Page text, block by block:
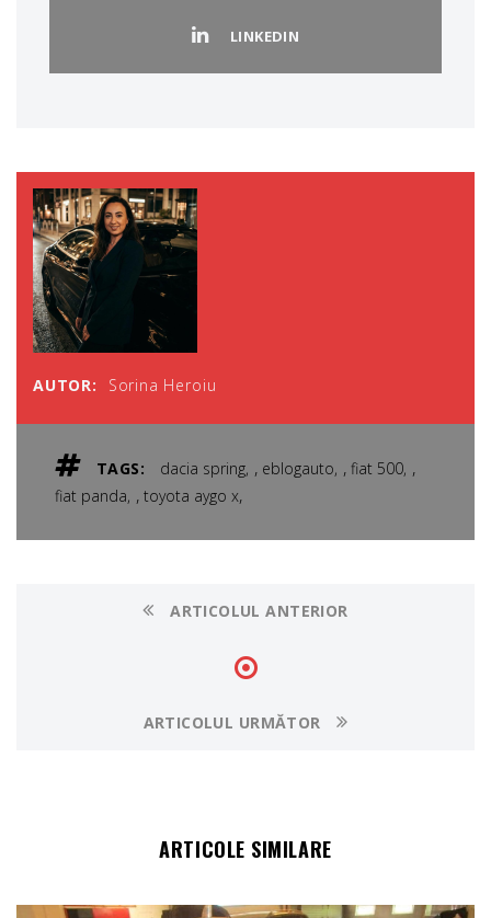
LINKEDIN
AUTOR: Sorina Heroiu
TAGS: dacia spring , eblogauto ,fiat 500 ,
fiat panda , toyota aygo x,
ARTICOLUL ANTERIOR
ARTICOLUL URMĂTOR
ARTICOLE SIMILARE